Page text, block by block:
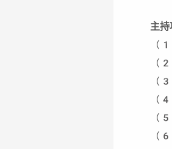
主
（
（
（
（
（
（